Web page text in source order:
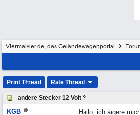
Viermalvier.de, das Geländewagenportal
Print Thread Rate Thread
andere Stecker 12 Volt ?
KGB
Hallo, ich ärgere